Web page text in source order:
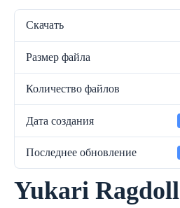
Скачать
Размер файла
Количество файлов
Дата создания
Последнее обновление
Yukari Ragdoll